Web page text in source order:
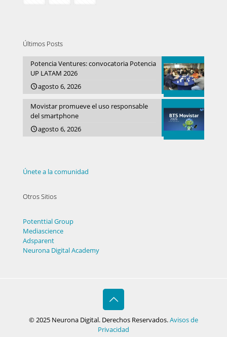
Últimos Posts
Potencia Ventures: convocatoria Potencia
UP LATAM 2026
agosto 6, 2026
Movistar promueve el uso responsable
del smartphone
agosto 6, 2026
Únete a la comunidad
Otros Sitios
Potenttial Group
Mediascience
Adsparent
Neurona Digital Academy
© 2025 Neurona Digital. Derechos Reservados.Avisos de
Privacidad